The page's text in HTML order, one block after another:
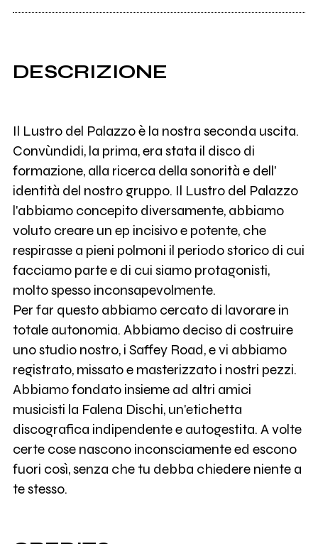
DESCRIZIONE
Il Lustro del Palazzo è la nostra seconda uscita.
Convùndidi, la prima, era stata il disco di
formazione, alla ricerca della sonorità e dell'
identità del nostro gruppo. Il Lustro del Palazzo
l'abbiamo concepito diversamente, abbiamo
voluto creare un ep incisivo e potente, che
respirasse a pieni polmoni il periodo storico di cui
facciamo parte e di cui siamo protagonisti,
molto spesso inconsapevolmente.
Per far questo abbiamo cercato di lavorare in
totale autonomia. Abbiamo deciso di costruire
uno studio nostro, i Saffey Road, e vi abbiamo
registrato, missato e masterizzato i nostri pezzi.
Abbiamo fondato insieme ad altri amici
musicisti la Falena Dischi, un'etichetta
discografica indipendente e autogestita. A volte
certe cose nascono inconsciamente ed escono
fuori così, senza che tu debba chiedere niente a
te stesso.